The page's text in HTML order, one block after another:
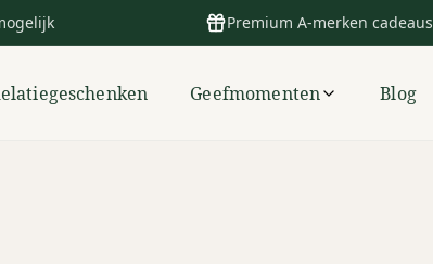
Premium A-merken cadeaus
Geefmomenten Blog